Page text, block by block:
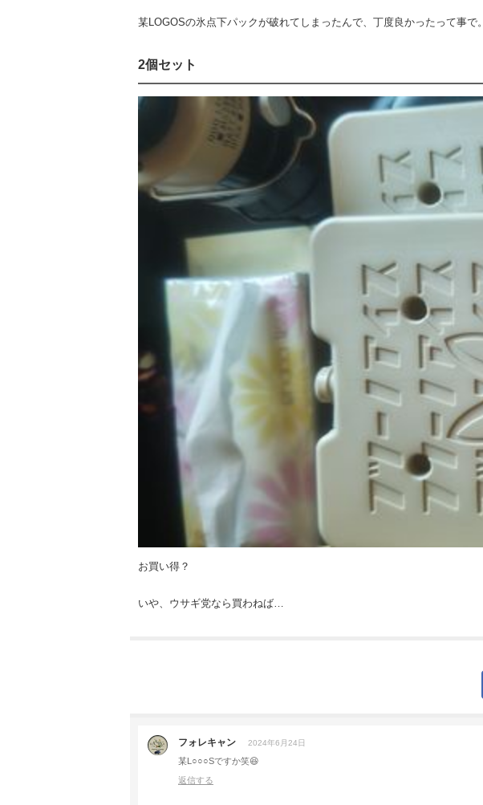
某LOGOSの氷点下パックが破れてしまったんで、丁度良かったって事で。
2個セット
お買い得？
いや、ウサギ党なら買わねば…
フォレキャン 2024年6月24日
某L○○○Sですか笑😆
返信する